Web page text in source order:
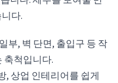
다.
부, 벽 단면, 출입구 등 작
축척입니다.
, 상업 인테리어를 쉽게